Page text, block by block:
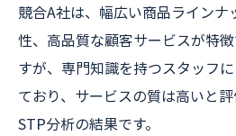
競合A社は、幅広い商品ラインナ
性、高品質な顧客サービスが特
すが、専門知識を持つスタッフ
ており、サービスの質は高いと評
STP分析の結果です。